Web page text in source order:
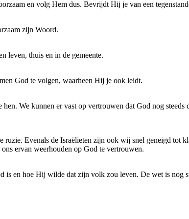
en volg Hem dus. Bevrijdt Hij je van een
zijn Woord.
leven, thuis en in de gemeente.
God te volgen, waarheen Hij je ook leidt.
We kunnen er vast op vertrouwen dat God nog
Evenals de Israëlieten zijn ook wij snel geneigd tot
ervan weerhouden op God te vertrouwen.
en hoe Hij wilde dat zijn volk zou leven. De wet is nog